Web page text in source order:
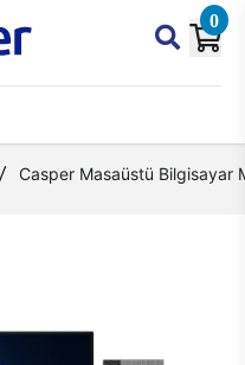
0
Casper Masaüstü Bilgisayar